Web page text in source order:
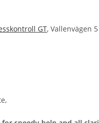
GT, Vallenvägen 5